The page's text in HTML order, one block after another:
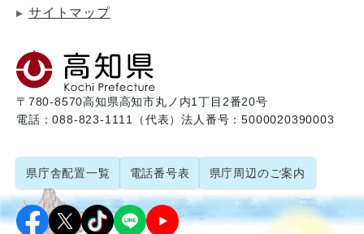
サイトマップ
〒780-8570高知県高知市丸ノ内1丁目2番20号
電話：088-823-1111（代表）法人番号：5000020390003
県庁舎配置一覧 電話番号表 県庁周辺のご案内